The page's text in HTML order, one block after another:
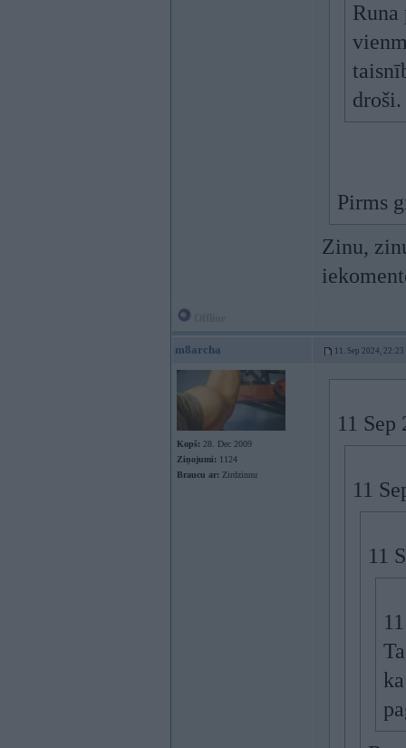
droši.
Pirms
Zinu,
m8archa 11. Sep 2024, 22:23
Kopš: 28. Dec 2009
Ziņojumi: 1124
Braucu ar: Zirdzinnu
11
11
11